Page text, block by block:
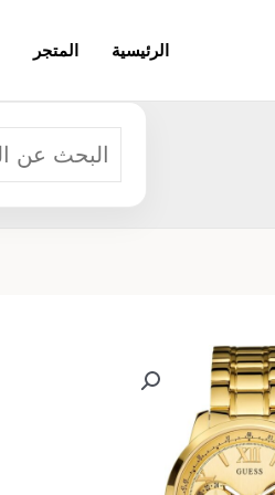
الرئيسية المتجر
البحث